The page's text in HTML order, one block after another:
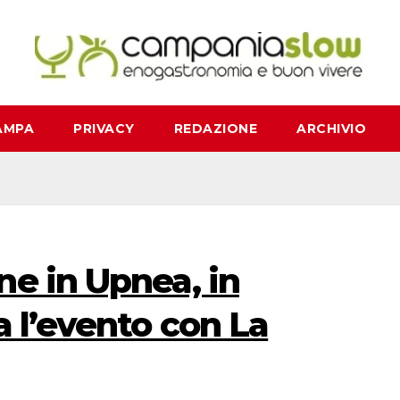
PRIVACY REDAZIONE ARCHIVIO
in Upnea, in
con La